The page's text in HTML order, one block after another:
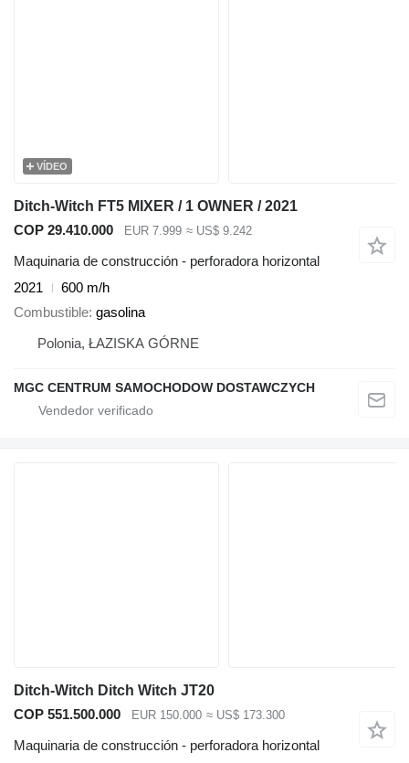
VÍDEO
Ditch-Witch FT5 MIXER / 1 OWNER / 2021
COP 29.410.000
EUR 7.999 ≈ US$ 9.242
Maquinaria de construcción - perforadora horizontal
2021
600 m/h
Combustible gasolina
Polonia, ŁAZISKA GÓRNE
MGC CENTRUM SAMOCHODOW DOSTAWCZYCH
Ditch-Witch Ditch Witch JT20
COP 551.500.000
EUR 150.000 ≈ US$ 173.300
Maquinaria de construcción - perforadora horizontal